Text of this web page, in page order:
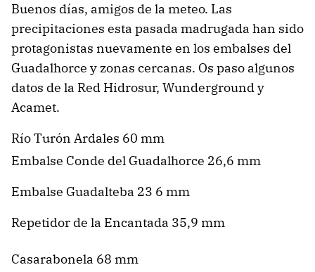
Buenos días, amigos de la meteo. Las
precipitaciones esta pasada madrugada han sido
protagonistas nuevamente en los embalses del
Guadalhorce y zonas cercanas. Os paso algunos
datos de la Red Hidrosur, Wunderground y
Acamet.
Río Turón Ardales 60 mm
Embalse Conde del Guadalhorce 26,6 mm
Embalse Guadalteba 23 6 mm
Repetidor de la Encantada 35,9 mm
Casarabonela 68 mm